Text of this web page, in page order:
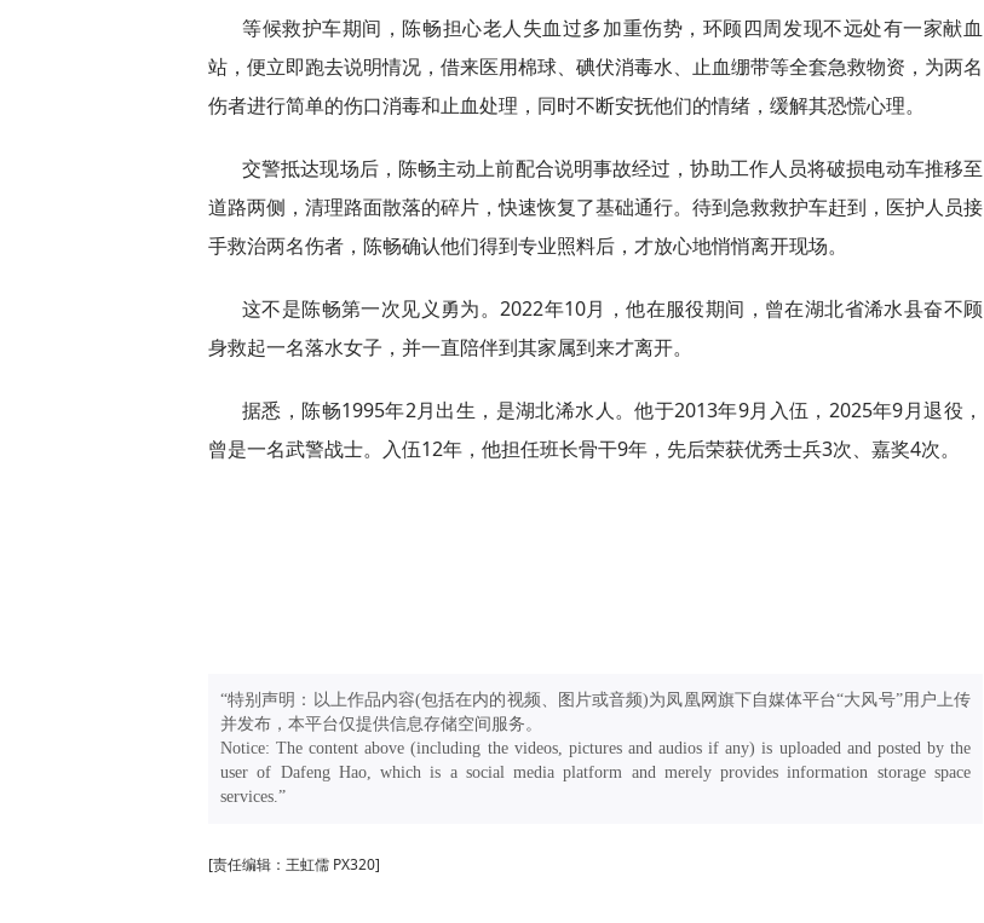
等候救护车期间，陈畅担心老人失血过多加重伤势，环顾四周发现不远处有一家献血
站，便立即跑去说明情况，借来医用棉球、碘伏消毒水、止血绷带等全套急救物资，为两名
伤者进行简单的伤口消毒和止血处理，同时不断安抚他们的情绪，缓解其恐慌心理。
交警抵达现场后，陈畅主动上前配合说明事故经过，协助工作人员将破损电动车推移至
道路两侧，清理路面散落的碎片，快速恢复了基础通行。待到急救救护车赶到，医护人员接
手救治两名伤者，陈畅确认他们得到专业照料后，才放心地悄悄离开现场。
这不是陈畅第一次见义勇为。2022年10月，他在服役期间，曾在湖北省浠水县奋不顾
身救起一名落水女子，并一直陪伴到其家属到来才离开。
据悉，陈畅1995年2月出生，是湖北浠水人。他于2013年9月入伍，2025年9月退役，
曾是一名武警战士。入伍12年，他担任班长骨干9年，先后荣获优秀士兵3次、嘉奖4次。
“特别声明：以上作品内容(包括在内的视频、图片或音频)为凤凰网旗下自媒体平台“大风号”用户上传
并发布，本平台仅提供信息存储空间服务。
Notice: The content above (including the videos, pictures and audios if any) is uploaded and posted by the
user of Dafeng Hao, which is a social media platform and merely provides information storage space
services.”
[责任编辑：王虹儒 PX320]